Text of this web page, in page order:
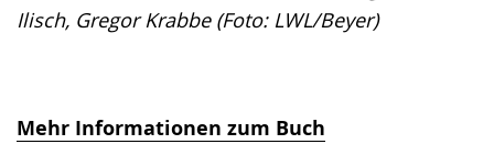
Ilisch, Gregor Krabbe (Foto: LWL/Beyer)
Mehr Informationen zum Buch